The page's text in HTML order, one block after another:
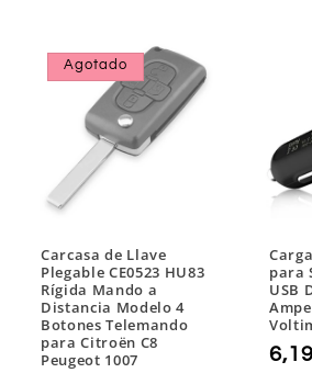
Agotado
Carcasa de Llave
Plegable CE0523 HU83
Rígida Mando a
Distancia Modelo 4
Botones Telemando
para Citroën C8
Peugeot 1007
para
USB